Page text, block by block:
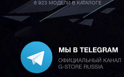
6 923 МОДЕЛИ В КАТАЛОГЕ